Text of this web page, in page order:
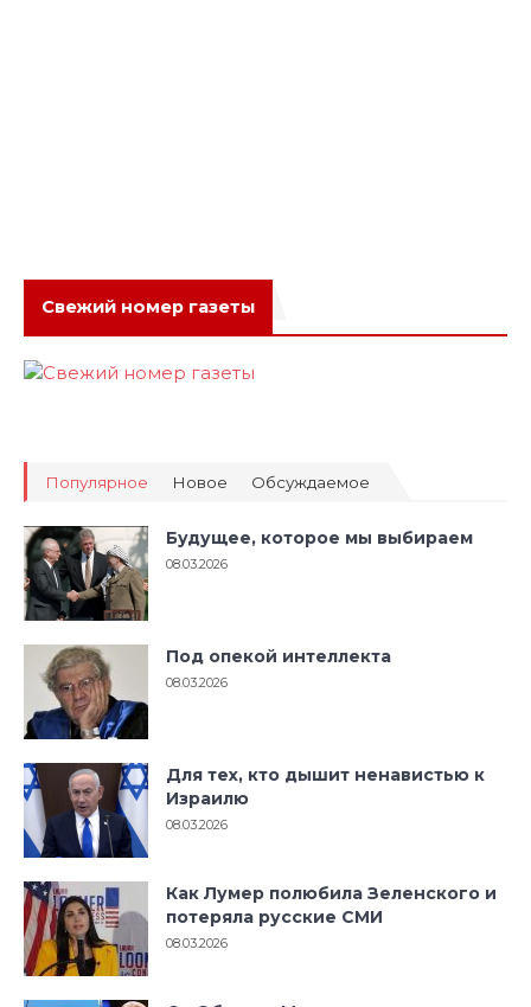
Свежий номер газеты
Популярное Новое Обсуждаемое
Будущее, которое мы выбираем
08.03.2026
Под опекой интеллекта
08.03.2026
Для тех, кто дышит ненавистью к
Израилю
08.03.2026
Как Лумер полюбила Зеленского и
потеряла русские СМИ
08.03.2026